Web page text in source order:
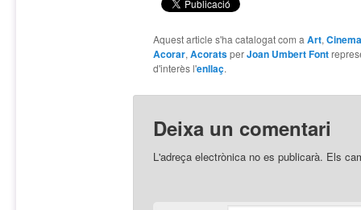
Aquest article s'ha catalogat com a Art, Cinema
Acorar, AcoratsperJoan Umbert Font
d'interès l'enllaç.
Deixa un comentari
L'adreça electrònica no es publicarà. Els